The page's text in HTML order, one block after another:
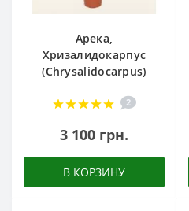
Арека,
Хризалидокарпус
(Chrysalidocarpus)
2
3 100 грн.
В КОРЗИНУ